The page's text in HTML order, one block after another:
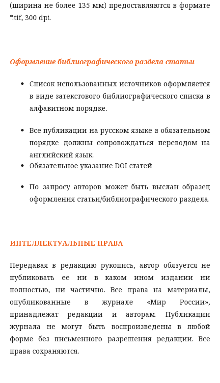
(ширина не более 135 мм) предоставляются в формате
*.tif, 300 dpi.
Оформление библиографического раздела статьи
Список использованных источников оформляется
в виде затекстового библиографического списка в
алфавитном порядке.
Все публикации на русском языке в обязательном
порядке должны сопровождаться переводом на
английский язык.
Обязательное указание DOI статей
По запросу авторов может быть выслан образец
оформления статьи/библиографического раздела.
ИНТЕЛЛЕКТУАЛЬНЫЕ ПРАВА
Передавая в редакцию рукопись, автор обязуется не
публиковать ее ни в каком ином издании ни
полностью, ни частично. Все права на материалы,
опубликованные в журнале «Мир России»,
принадлежат редакции и авторам. Публикации
журнала не могут быть воспроизведены в любой
форме без письменного разрешения редакции. Все
права сохраняются.